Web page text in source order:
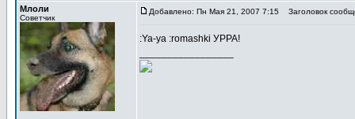
Млоли
Советчик
Добавлено: Пн Мая 21, 2007 7:15 Заголовок
:Ya-ya :romashki УРРА!